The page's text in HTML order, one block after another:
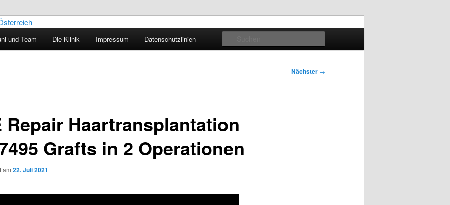
– Blog
und Team Die Klinik Impressum Datenschutzlinien
Nächster →
Repair Haartransplantation
Grafts in 2 Operationen
am 22. Juli 2021